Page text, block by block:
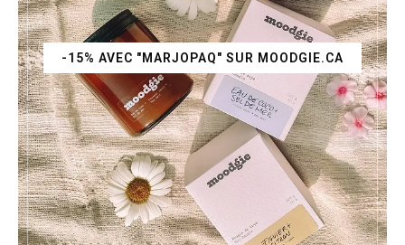
-15% AVEC "MARJOPAQ" SUR MOODGIE.CA